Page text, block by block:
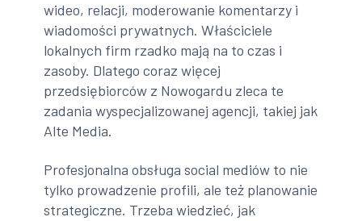
wideo, relacji, moderowanie komentarzy i
wiadomości prywatnych. Właściciele
lokalnych firm rzadko mają na to czas i
zasoby. Dlatego coraz więcej
przedsiębiorców z Nowogardu zleca te
zadania wyspecjalizowanej agencji, takiej jak
Alte Media.
Profesjonalna obsługa social mediów to nie
tylko prowadzenie profili, ale też planowanie
strategiczne. Trzeba wiedzieć, jak